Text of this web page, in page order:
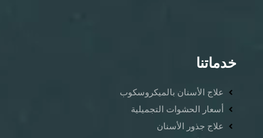
خدماتنا
علاج الأسنان بالميكروسكوب
أسعار الحشوات التجميلية
علاج جذور الأسنان